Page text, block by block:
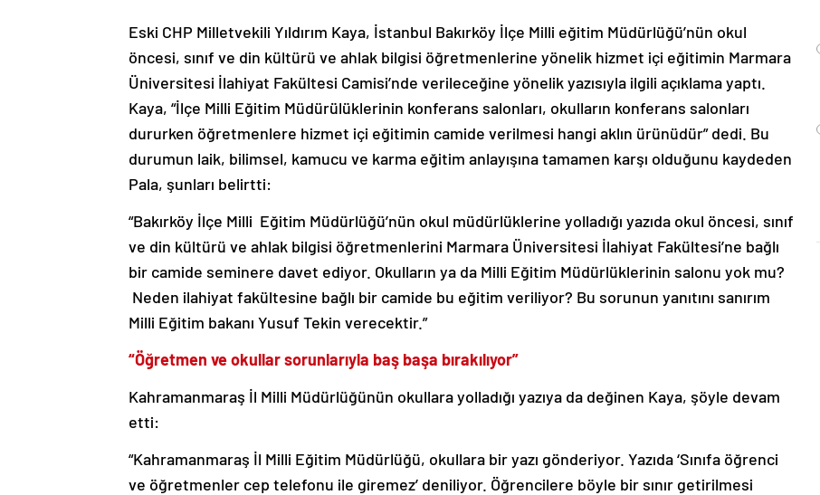
Eski CHP Milletvekili Yıldırım Kaya, İstanbul Bakırköy İlçe Milli eğitim Müdürlüğü’nün okul
öncesi, sınıf ve din kültürü ve ahlak bilgisi öğretmenlerine yönelik hizmet içi eğitimin Marmara
Üniversitesi İlahiyat Fakültesi Camisi’nde verileceğine yönelik yazısıyla ilgili açıklama yaptı.
Kaya, “İlçe Milli Eğitim Müdürülüklerinin konferans salonları, okulların konferans salonları
dururken öğretmenlere hizmet içi eğitimin camide verilmesi hangi aklın ürünüdür” dedi. Bu
durumun laik, bilimsel, kamucu ve karma eğitim anlayışına tamamen karşı olduğunu kaydeden
Pala, şunları belirtti:
“Bakırköy İlçe Milli Eğitim Müdürlüğü’nün okul müdürlüklerine yolladığı yazıda okul öncesi, sınıf
ve din kültürü ve ahlak bilgisi öğretmenlerini Marmara Üniversitesi İlahiyat Fakültesi’ne bağlı
bir camide seminere davet ediyor. Okulların ya da Milli Eğitim Müdürlüklerinin salonu yok mu?
Neden ilahiyat fakültesine bağlı bir camide bu eğitim veriliyor? Bu sorunun yanıtını sanırım
Milli Eğitim bakanı Yusuf Tekin verecektir.”
“Öğretmen ve okullar sorunlarıyla baş başa bırakılıyor”
Kahramanmaraş İl Milli Müdürlüğünün okullara yolladığı yazıya da değinen Kaya, şöyle devam
etti:
“Kahramanmaraş İl Milli Eğitim Müdürlüğü, okullara bir yazı gönderiyor. Yazıda ‘Sınıfa öğrenci
ve öğretmenler cep telefonu ile giremez’ deniliyor. Öğrencilere böyle bir sınır getirilmesi